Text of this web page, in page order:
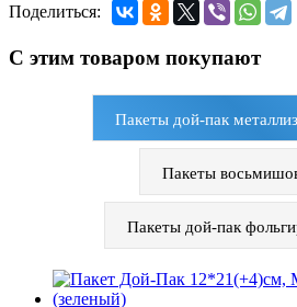
Поделиться:
С этим товаром покупают
Пакеты дой-пак
Пакеты
Пакеты дой-пак